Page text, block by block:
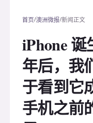
首页/澳洲微报/新闻正文
iPhone 诞
年后，我
于看到它
手机之前